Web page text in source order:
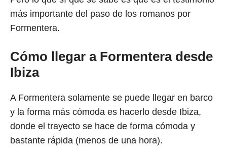
más importante del paso de los romanos por
Formentera.
Cómo llegar a Formentera desde
Ibiza
A Formentera solamente se puede llegar en barco
y la forma más cómoda es hacerlo desde Ibiza,
donde el trayecto se hace de forma cómoda y
bastante rápida (menos de una hora).